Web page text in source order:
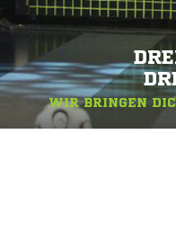
WIR BRINGEN